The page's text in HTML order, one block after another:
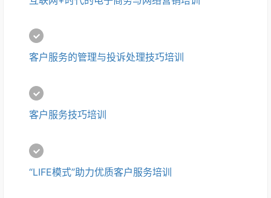
客户服务的管理与投诉处理技巧培训
客户服务技巧培训
“LIFE模式”助力优质客户服务培训